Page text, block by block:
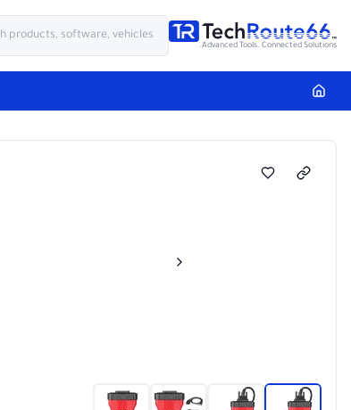
Advanced Tools. Connected Solutions.